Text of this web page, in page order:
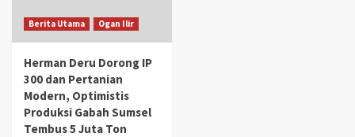
Berita Utama Ogan Ilir
Herman Deru Dorong IP
300 dan Pertanian
Modern, Optimistis
Produksi Gabah Sumsel
Tembus 5 Juta Ton